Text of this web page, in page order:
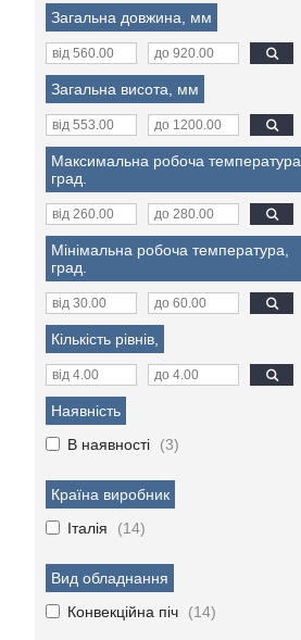
Загальна довжина, мм
Загальна висота, мм
Максимальна робоча температура,
град.
Мінімальна робоча температура,
град.
Кількість рівнів,
Наявність
В наявності
3
Країна виробник
Італія
14
Вид обладнання
Конвекційна піч
14